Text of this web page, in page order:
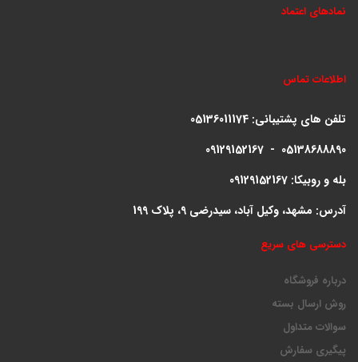
نمادهای اعتماد
اطلاعات تماس
تلفن های پشتیبانی: 05136011174
09129152167 - 05138688890
بله و روبیکا: 09129152167
آدرس: مشهد، وکیل آباد، سیدرضی 9، پلاک 199
دسترسی های سریع
درباره فروشگاه
روش ارسال بسته
سوالات متداول
پیگیری سفارش